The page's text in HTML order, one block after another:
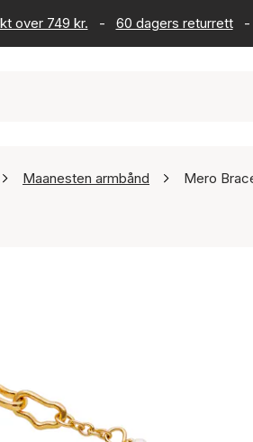
over 749 kr. - 60 dagers returrett -
Maanesten armbånd Mero